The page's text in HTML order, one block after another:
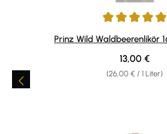
Durchschnittliche Bewertung von
Prinz Wild Waldbeerenlikör
(26,00 € / 1 Liter)
Regulärer
13,00 €